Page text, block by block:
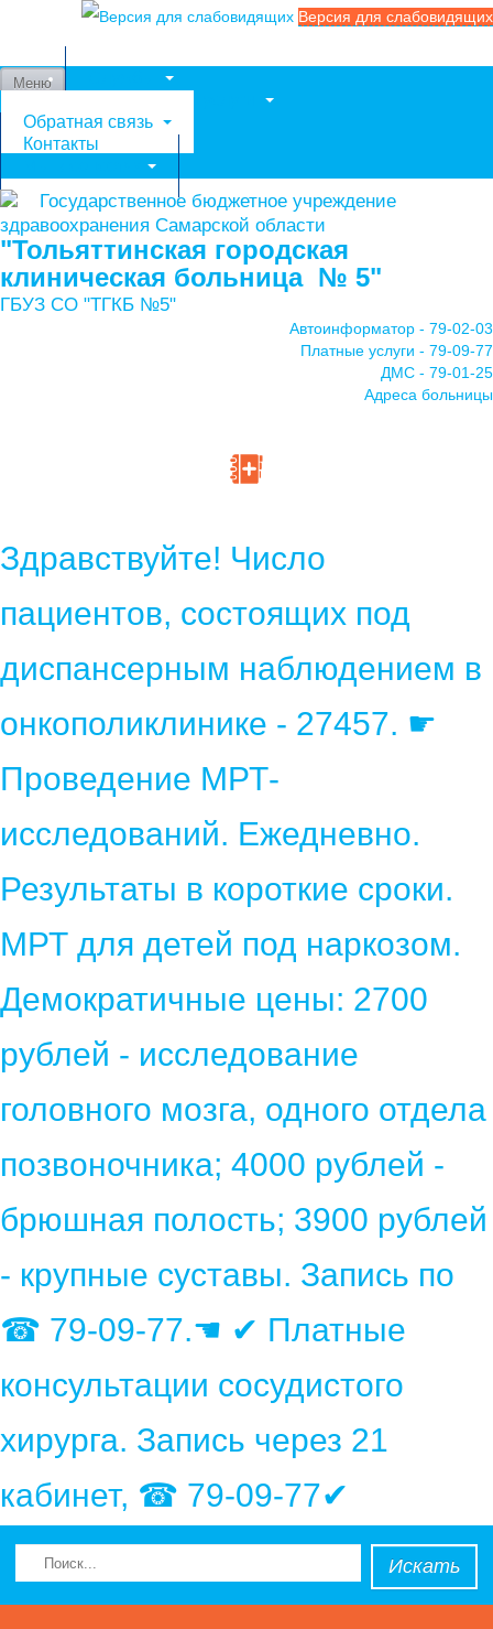
Версия для слабовидящих
Меню
Обратная связь
Контакты
Государственное бюджетное учреждение
здравоохранения Самарской области
"Тольяттинская городская
клиническая больница № 5"
ГБУЗ СО "ТГКБ №5"
Автоинформатор - 79-02-03
Платные услуги - 79-09-77
ДМС - 79-01-25
Адреса больницы
Здравствуйте! Число
пациентов, состоящих под
диспансерным наблюдением в
онкополиклинике - 27457. ☛
Проведение МРТ-
исследований. Ежедневно.
Результаты в короткие сроки.
МРТ для детей под наркозом.
Демократичные цены: 2700
рублей - исследование
головного мозга, одного отдела
позвоночника; 4000 рублей -
брюшная полость; 3900 рублей
- крупные суставы. Запись по
☎ 79-09-77.☚ ✔ Платные
консультации сосудистого
хирурга. Запись через 21
кабинет, ☎ 79-09-77✔
Искать